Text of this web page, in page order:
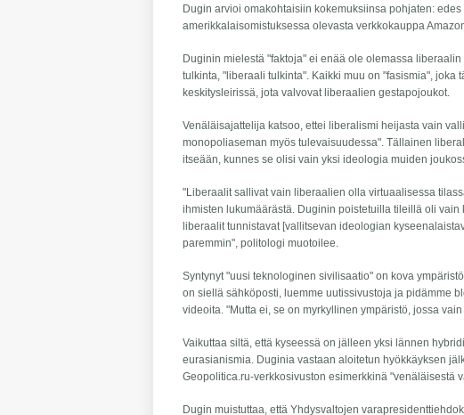
Dugin arvioi omakohtaisiin kokemuksiinsa pohjaten:
amerikkalaisomistuksessa olevasta verkkokauppa
Duginin mielestä "faktoja" ei enää ole olemassa
tulkinta, "liberaali tulkinta". Kaikki muu on "fasismia",
keskitysleirissä, jota valvovat liberaalien gestapojoukot.
Venäläisajattelija katsoo, ettei liberalismi heijasta vain
monopoliaseman myös tulevaisuudessa". Tällainen
itseään, kunnes se olisi vain yksi ideologia muiden
"Liberaalit sallivat vain liberaalien olla virtuaalisessa
ihmisten lukumäärästä. Duginin poistetuilla tileillä oli
liberaalit tunnistavat [vallitsevan ideologian
paremmin", politologi muotoilee.
Syntynyt "uusi teknologinen sivilisaatio" on kova
on siellä sähköposti, luemme uutissivustoja ja pidämme
videoita. "Mutta ei, se on myrkyllinen ympäristö, jossa
Vaikuttaa siltä, että kyseessä on jälleen yksi lännen
eurasianismia. Duginia vastaan aloitetun hyökkäyksen
Geopolitica.ru-verkkosivuston esimerkkinä "venäläisestä
Dugin muistuttaa, että Yhdysvaltojen